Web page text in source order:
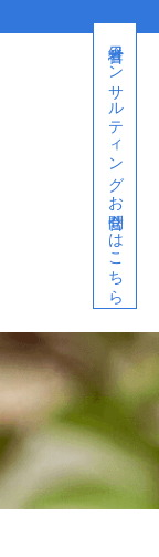
経営者コンサルティングお問合せはこちら